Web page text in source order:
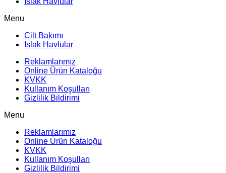
Menu
Cilt Bakımı
Islak Havlular
Reklamlarımız
Online Ürün Kataloğu
KVKK
Kullanım Koşulları
Gizlilik Bildirimi
Menu
Reklamlarımız
Online Ürün Kataloğu
KVKK
Kullanım Koşulları
Gizlilik Bildirimi